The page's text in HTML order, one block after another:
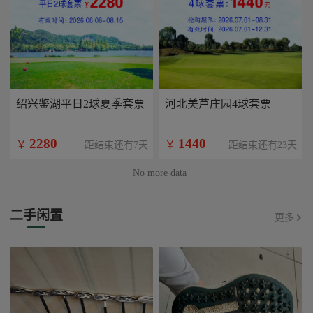
绍兴鉴湖平日2球夏季套票
￥ 2280 距结束还有7天
河北美芦庄园4球套票
￥ 1440 距结束还有23天
No more data
二手闲置 更多